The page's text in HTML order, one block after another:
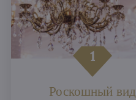
Роскошный вид